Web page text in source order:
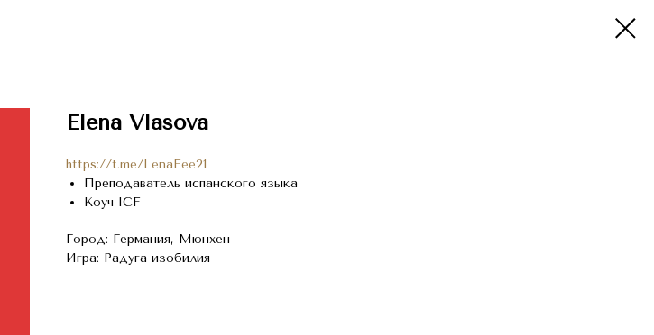
Elena Vlasova
https://t.me/LenaFee21
Преподаватель испанского языка
Коуч ICF
Город: Германия, Мюнхен
Игра: Радуга изобилия